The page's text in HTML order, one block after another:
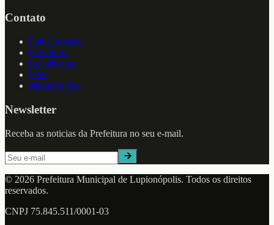
Contato
Fale Conosco
Ouvidoria
Localizacao
FAQ
Mapa do Site
Newsletter
Receba as noticias da Prefeitura no seu e-mail.
© 2026 Prefeitura Municipal de Lupionópolis. Todos os direitos
reservados.
CNPJ 75.845.511/0001-03